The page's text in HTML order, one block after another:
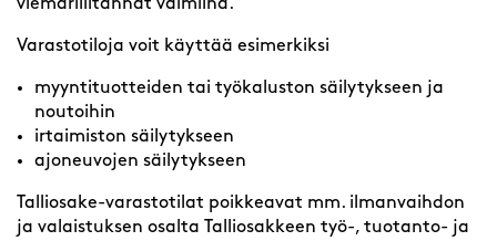
viemäriliitännät valmiina.
Varastotiloja voit käyttää esimerkiksi
myyntituotteiden tai työkaluston säilytykseen ja
noutoihin
irtaimiston säilytykseen
ajoneuvojen säilytykseen
Talliosake-varastotilat poikkeavat mm. ilmanvaihdon
ja valaistuksen osalta Talliosakkeen työ-, tuotanto- ja